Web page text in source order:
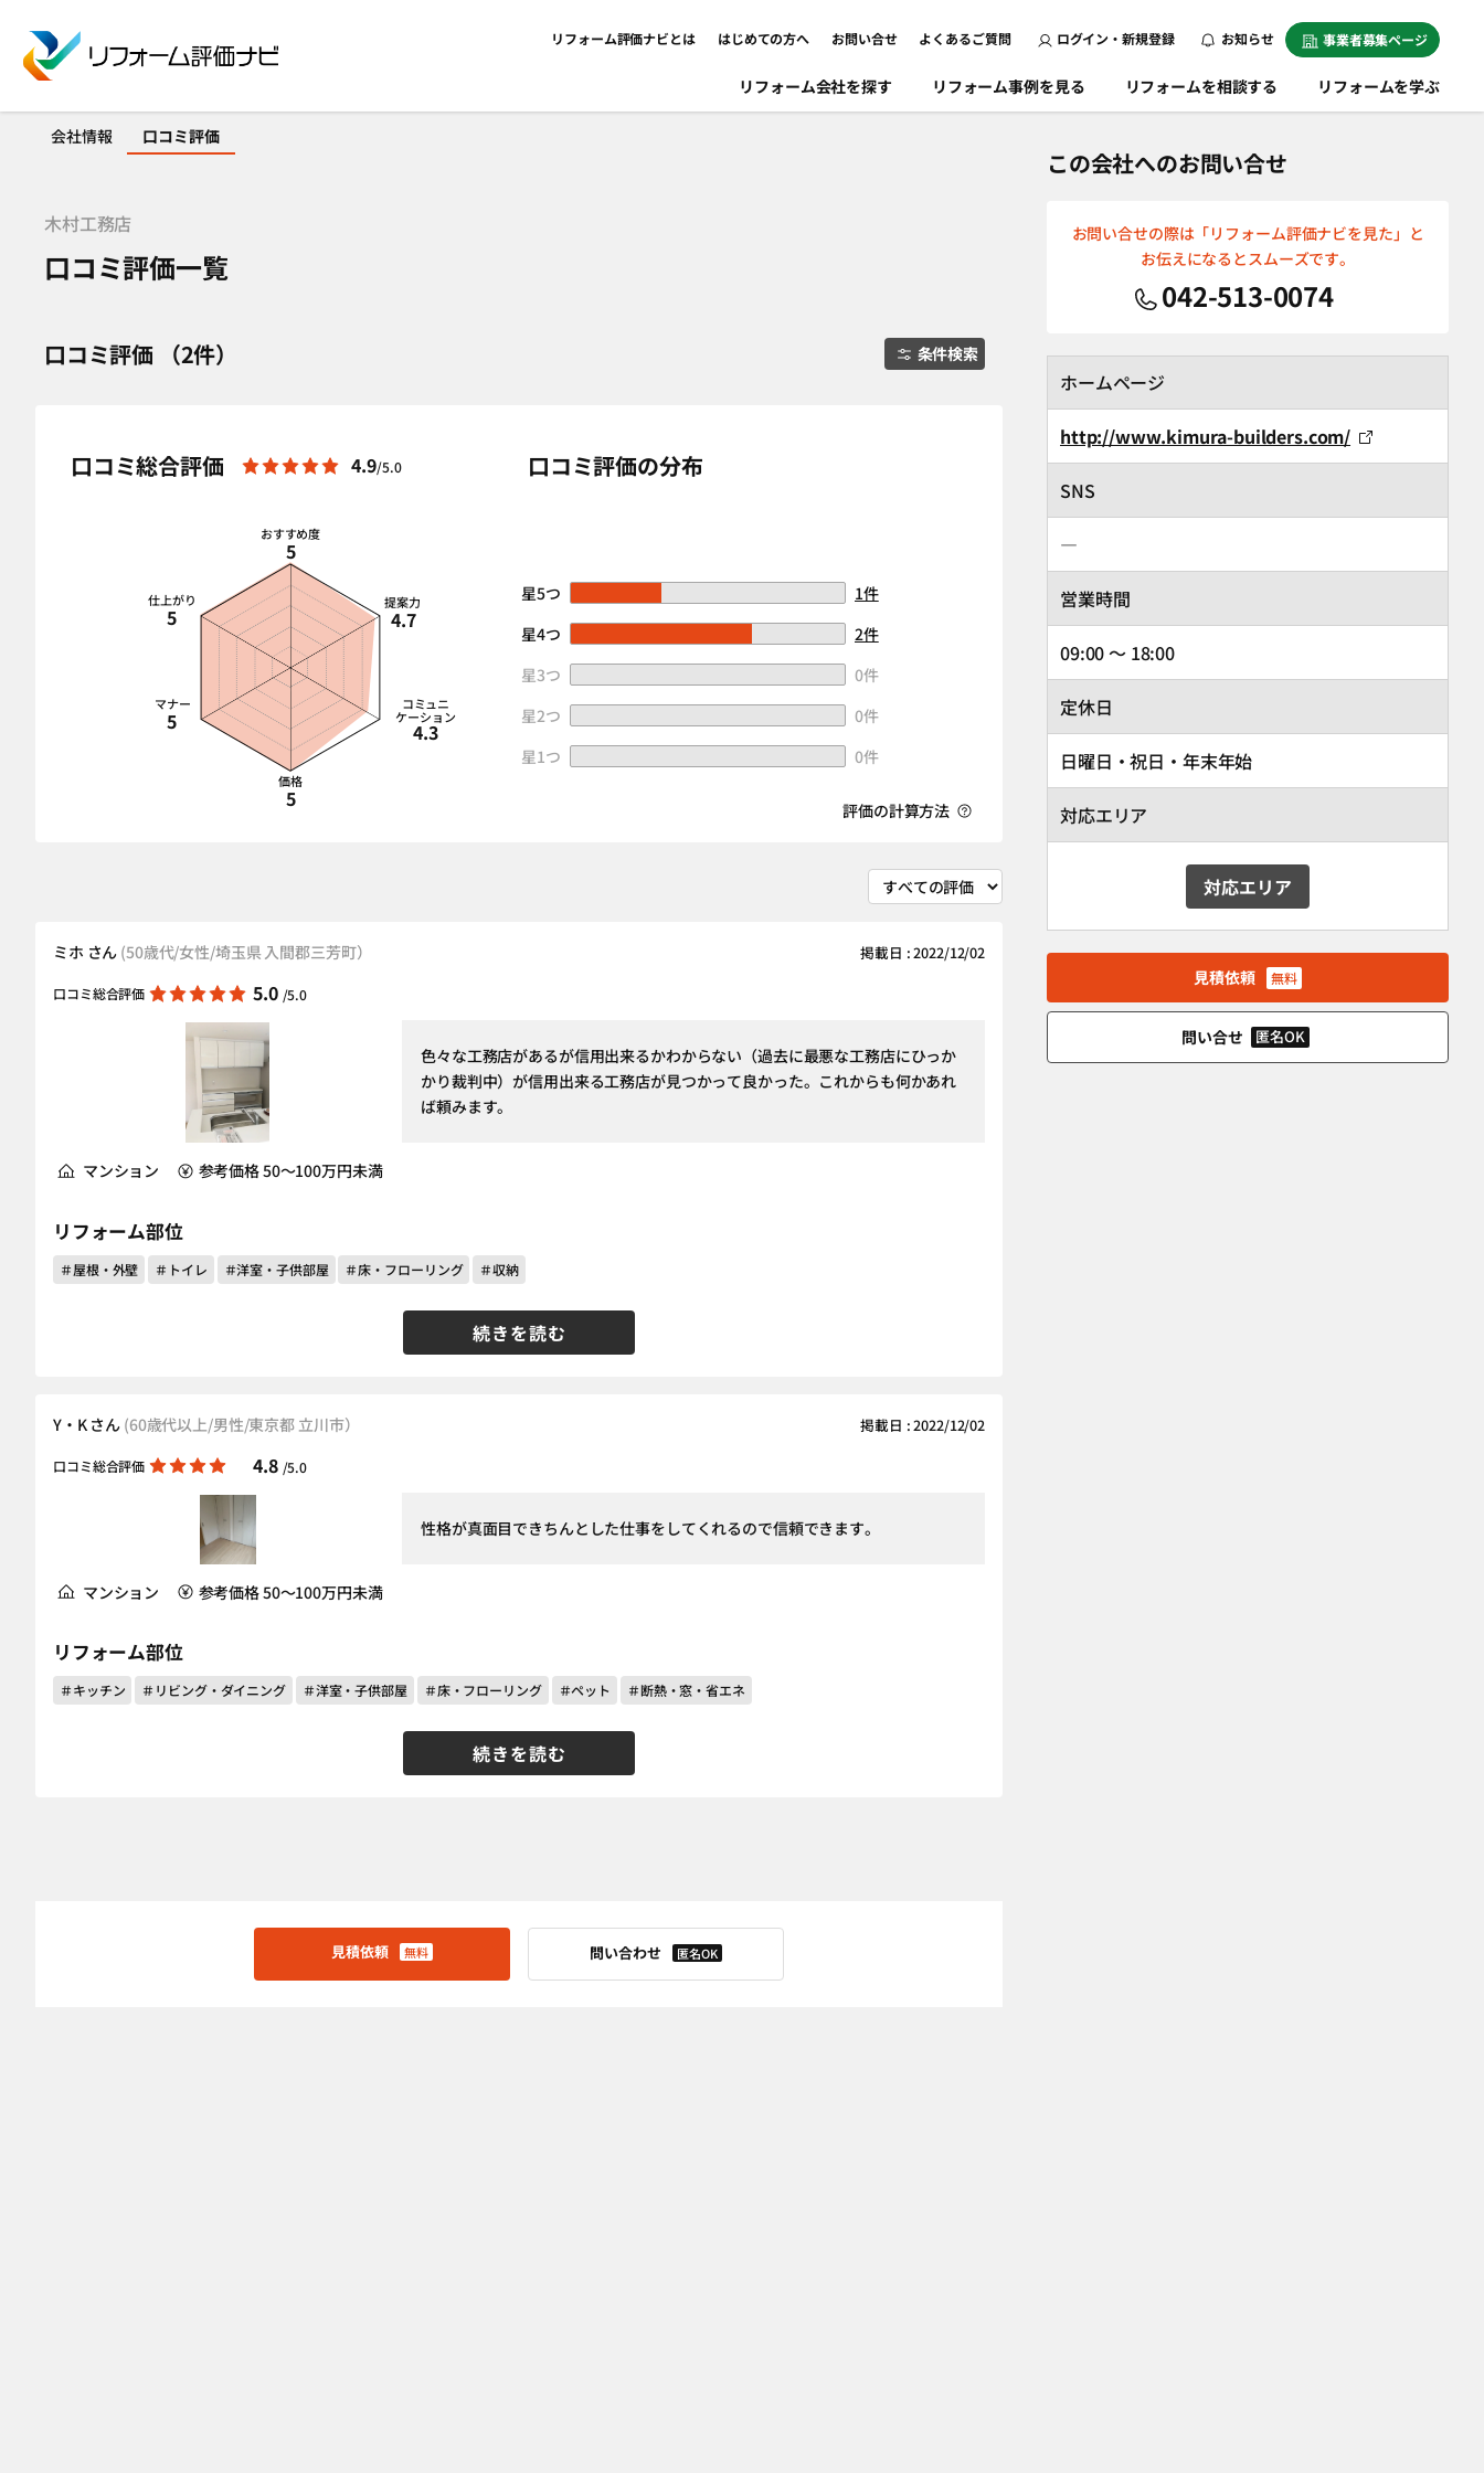
リフォーム評価ナビとは はじめての方へ お問い合せ よくあるご質問 ログイン・新規登録 お知らせ 事業者募集ページ
リフォーム会社を探す リフォーム事例を見る リフォームを相談する リフォームを学ぶ
会社情報 口コミ評価
木村工務店
口コミ評価一覧
口コミ評価 （2件） 条件検索
口コミ総合評価 4.9/5.0
おすすめ度
5
提案力
4.7
コミュニ
ケーション
4.3
価格
5
マナー
5
仕上がり
5
口コミ評価の分布
星5つ
1件
星4つ
2件
星3つ
0件
星2つ
0件
星1つ
0件
評価の計算方法
ミホ さん (50歳代/女性/埼玉県 入間郡三芳町） 掲載日 : 2022/12/02
口コミ総合評価 5.0 /5.0
色々な工務店があるが信用出来るかわからない（過去に最悪な工務店にひっか
かり裁判中）が信用出来る工務店が見つかって良かった。これからも何かあれ
ば頼みます。
続きを読む
マンション 参考価格 50～100万円未満
リフォーム部位
＃屋根・外壁 ＃トイレ ＃洋室・子供部屋 ＃床・フローリング ＃収納
Y・K さん (60歳代以上/男性/東京都 立川市） 掲載日 : 2022/12/02
口コミ総合評価 4.8 /5.0
性格が真面目できちんとした仕事をしてくれるので信頼できます。
続きを読む
マンション 参考価格 50～100万円未満
リフォーム部位
＃キッチン ＃リビング・ダイニング ＃洋室・子供部屋 ＃床・フローリング ＃ペット ＃断熱・窓・省エネ
見積依頼 無料 問い合わせ 匿名OK
この会社へのお問い合せ
お問い合せの際は「リフォーム評価ナビを見た」と
お伝えになるとスムーズです。
042-513-0074
ホームページ
http://www.kimura-builders.com/
SNS
―
営業時間
09:00 ～ 18:00
定休日
日曜日・祝日・年末年始
対応エリア
対応エリア
見積依頼 無料
問い合せ 匿名OK